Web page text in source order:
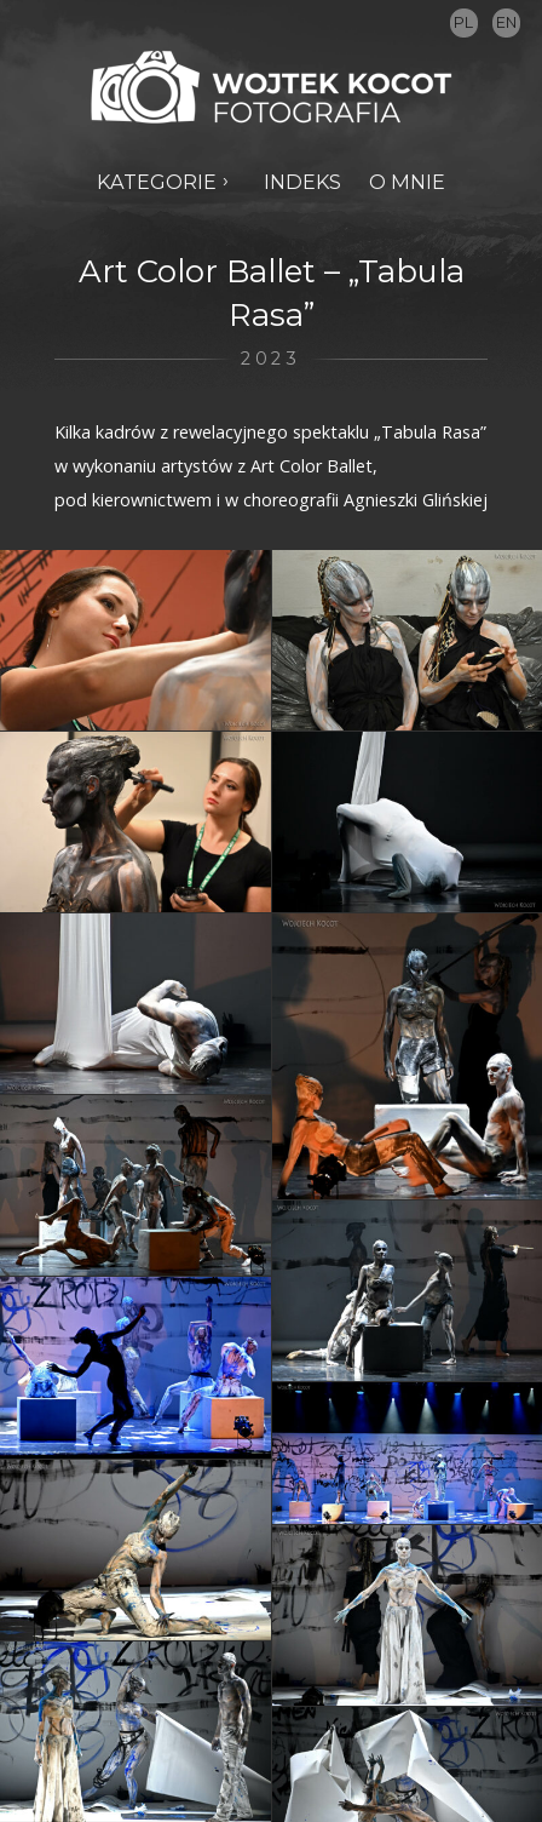
PL EN
KATEGORIE INDEKS O MNIE
Art Color Ballet – „Tabula
Rasa”
2023
Kilka kadrów z rewelacyjnego spektaklu „Tabula Rasa”
w wykonaniu artystów z Art Color Ballet,
pod kierownictwem i w choreografii Agnieszki Glińskiej